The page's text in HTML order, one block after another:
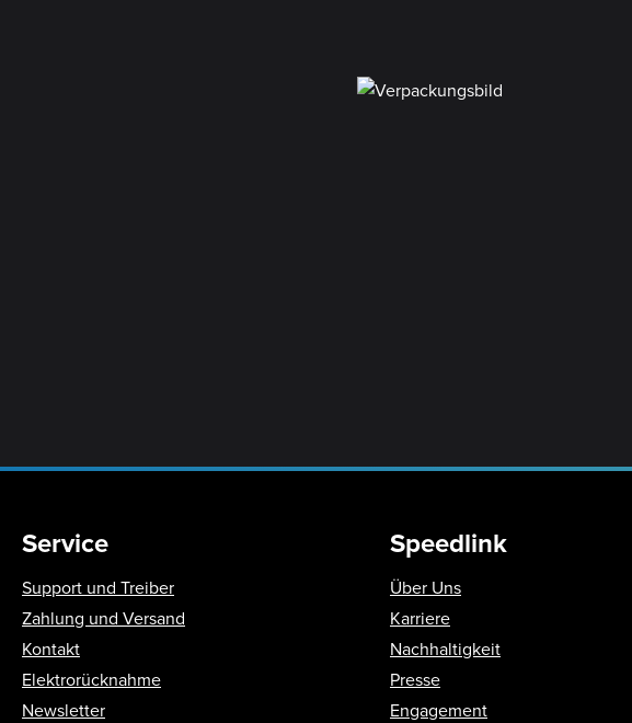
Service
Support und Treiber
Zahlung und Versand
Kontakt
Elektrorücknahme
Newsletter
Speedlink
Über Uns
Karriere
Nachhaltigkeit
Presse
Engagement